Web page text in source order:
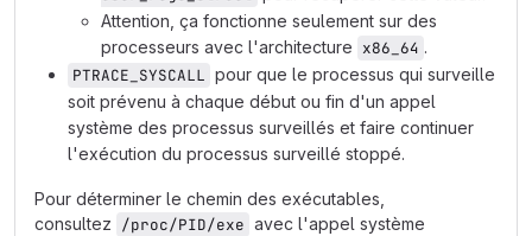
Attention, ça fonctionne seulement sur des
processeurs avec l'architecture x86_64 .
PTRACE_SYSCALL pour que le processus qui surveille
soit prévenu à chaque début ou fin d'un appel
système des processus surveillés et faire continuer
l'exécution du processus surveillé stoppé.
Pour déterminer le chemin des exécutables,
consultez /proc/PID/exe avec l'appel système